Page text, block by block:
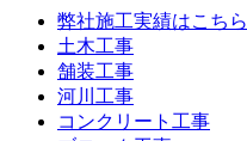
弊社施工実績はこちら
土木工事
舗装工事
河川工事
コンクリート工事